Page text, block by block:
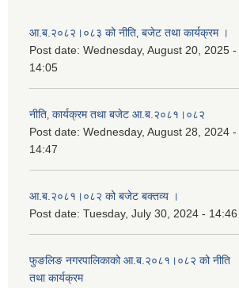
आ.ब.२०८२।०८३ को नीति‚ बजेट तथा कार्यक्रम ।
Post date: Wednesday, August 20, 2025 -
14:05
नीति‚ कार्यक्रम तथा बजेट आ.ब.२०८१।०८२
Post date: Wednesday, August 28, 2024 -
14:47
आ.ब.२०८१।०८२ को बजेट बक्तव्य ।
Post date: Tuesday, July 30, 2024 - 14:46
फुङलिङ नगरपालिकाको आ.ब.२०८१।०८२ को नीति
तथा कार्यक्रम